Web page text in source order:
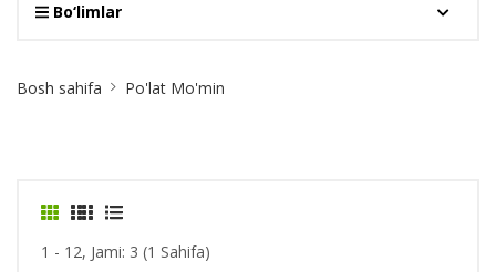
Bo‘limlar
Breadcrumb
Bosh sahifa Po'lat Mo'min
1 - 12, Jami: 3 (1 Sahifa)